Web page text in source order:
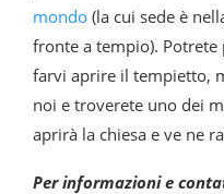
mondo (la cui sede è
fronte a tempio). Potrete
farvi aprire il tempietto,
noi e troverete uno dei
aprirà la chiesa e ve ne
Per informazioni e